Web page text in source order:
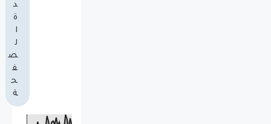
د
ة
ا
ل
ص
ف
ح
ة